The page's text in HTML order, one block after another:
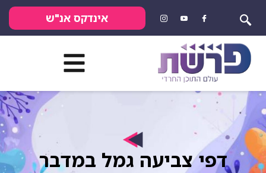
אינדקס אנ"ש
דפי צביעה גמל במדבר